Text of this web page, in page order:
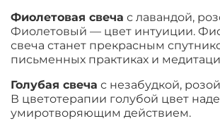
Фиолетовая свеча с лавандой,
Фиолетовый — цвет интуиции.
свеча станет прекрасным
письменных практиках и
Голубая свеча с незабудкой,
В цветотерапии голубой цвет
умиротворяющим действием.